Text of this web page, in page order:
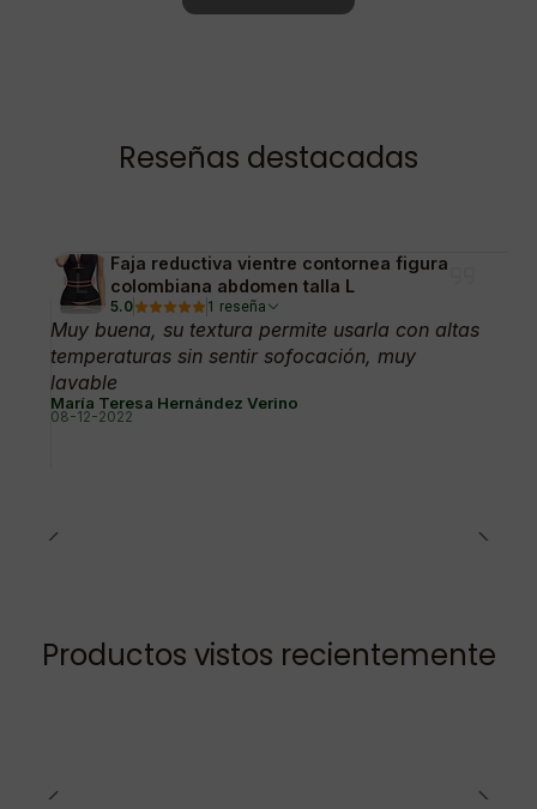
Reseñas destacadas
Faja reductiva vientre contornea figura
colombiana abdomen talla L
5.0 1 reseña
Muy buena, su textura permite usarla con altas
temperaturas sin sentir sofocación, muy
lavable
María Teresa Hernández Verino
08-12-2022
Productos vistos recientemente